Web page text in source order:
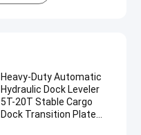
Heavy-Duty Automatic
Hydraulic Dock Leveler
5T-20T Stable Cargo
Dock Transition Plate